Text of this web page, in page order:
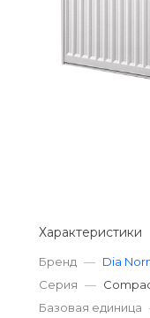
Характеристики
Бренд — Dia
Серия —
Базовая единица